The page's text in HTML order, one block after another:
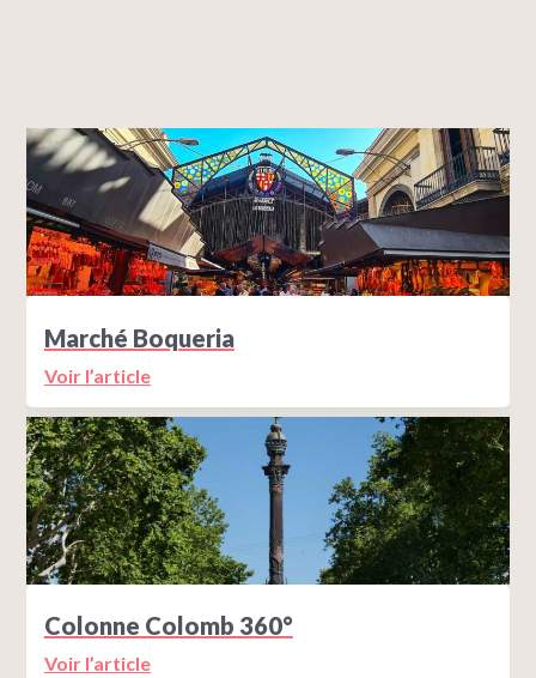
Marché Boqueria
Voir l’article
Colonne Colomb 360°
Voir l’article